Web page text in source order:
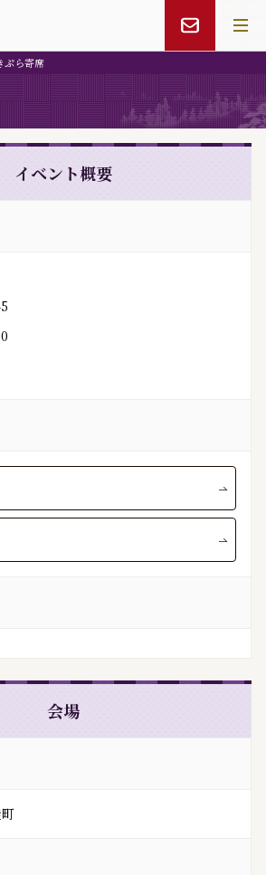
ぷら寄席
イベント概要
会場